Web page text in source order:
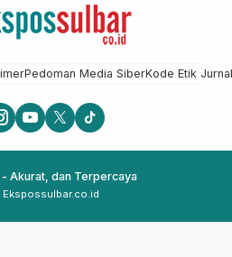
Pedoman Media SiberKode Etik
Akurat, dan Terpercaya